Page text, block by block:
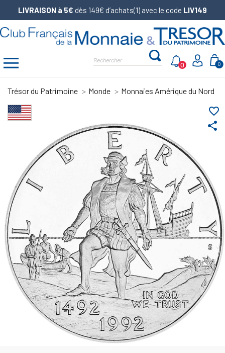
LIVRAISON à 5€ dès 149€ d’achats(1) avec le code LIV149
0
0
Trésor du Patrimoine Monde Monnaies Amérique du Nord
share
favorite_border